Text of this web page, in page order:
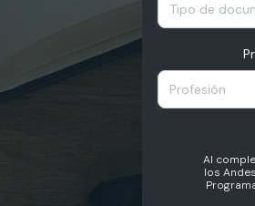
Tipo de
Profesión
Al
los